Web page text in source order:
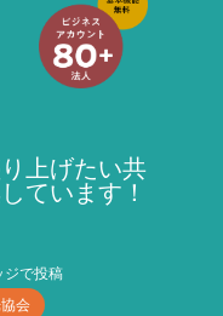
上げたい共
ています！
で投稿
会